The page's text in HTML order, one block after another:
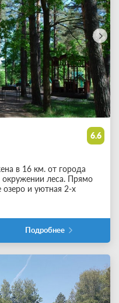
6.6
в 16 км. от города
леса. Прямо
озеро и уютная 2-х
Подробнее